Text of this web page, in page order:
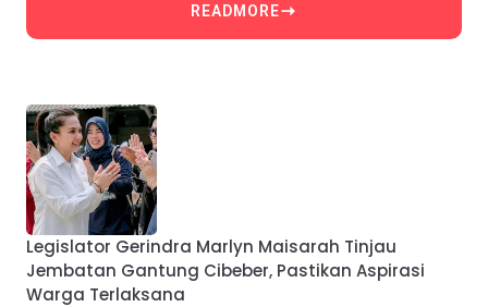
READMORE
Legislator Gerindra Marlyn Maisarah Tinjau
Jembatan Gantung Cibeber, Pastikan Aspirasi
Warga Terlaksana